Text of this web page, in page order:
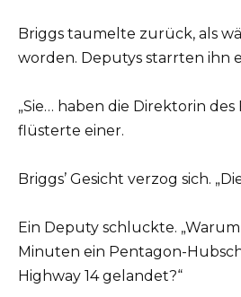
Briggs taumelte zurück, als
worden. Deputys starrten ihn
„Sie… haben die Direktorin des
flüsterte einer.
Briggs’ Gesicht verzog sich.
Ein Deputy schluckte.
Minuten ein Pentagon-
Highway 14 gelandet?“